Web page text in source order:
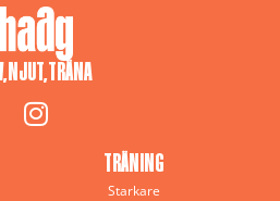
NJUT, TRÄNA
TRÄNING
Starkare